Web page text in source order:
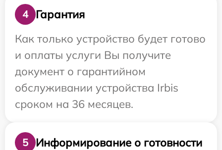
4
Гарантия
Как только устройство будет готово
и оплаты услуги Вы получите
документ о гарантийном
обслуживании устройства Irbis
сроком на 36 месяцев.
5
Информирование о готовности